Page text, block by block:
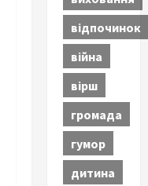
відпочинок
війна
вірш
громада
гумор
дитина